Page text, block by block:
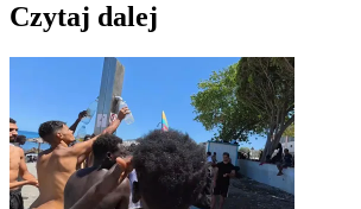
Czytaj dalej